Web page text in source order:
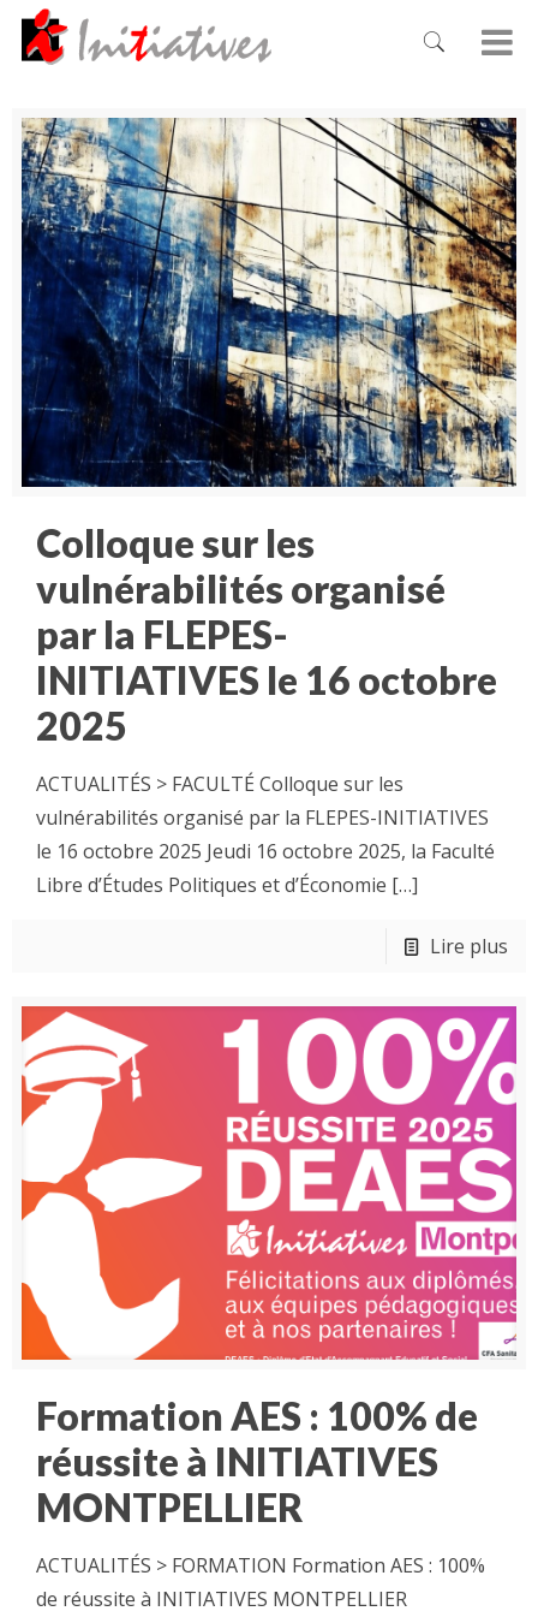
Colloque sur les
vulnérabilités organisé
par la FLEPES-
INITIATIVES le 16 octobre
2025
ACTUALITÉS > FACULTÉ Colloque sur les
vulnérabilités organisé par la FLEPES-INITIATIVES
le 16 octobre 2025 Jeudi 16 octobre 2025, la Faculté
Libre d’Études Politiques et d’Économie […]
Lire plus
Formation AES : 100% de
réussite à INITIATIVES
MONTPELLIER
ACTUALITÉS > FORMATION Formation AES : 100%
de réussite à INITIATIVES MONTPELLIER